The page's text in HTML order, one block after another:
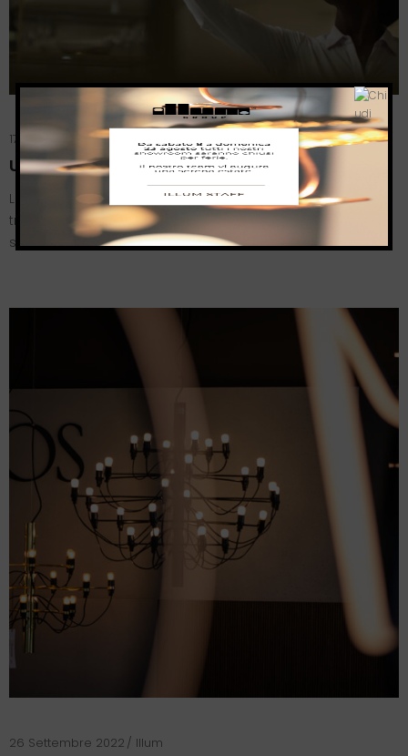
17 Novembre 2022 Illum
ULAOP DI MARCHETTI: LA LUCE È LIBERA
Liberare la fonte luminosa dai vincoli universali dei
tradizionali sistemi di elettrificazione esistenti, rompere gli
schemi precostituiti, liberare…
26 Settembre 2022 Illum